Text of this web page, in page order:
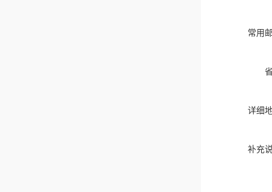
常用
详细
补充